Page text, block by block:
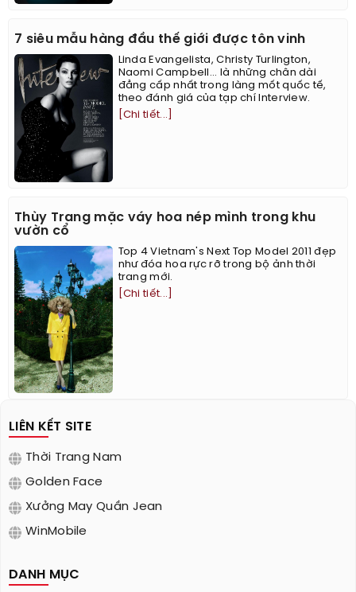
7 siêu mẫu hàng đầu thế giới được tôn vinh
Linda Evangelista, Christy Turlington,
Naomi Campbell... là những chân dài
đẳng cấp nhất trong làng mốt quốc tế,
theo đánh giá của tạp chí Interview.
[Chi tiết...]
Thùy Trang mặc váy hoa nép mình trong khu
vườn cổ
Top 4 Vietnam's Next Top Model 2011 đẹp
như đóa hoa rực rỡ trong bộ ảnh thời
trang mới.
[Chi tiết...]
LIÊN KẾT SITE
Thời Trang Nam
Golden Face
Xưởng May Quần Jean
WinMobile
DANH MỤC